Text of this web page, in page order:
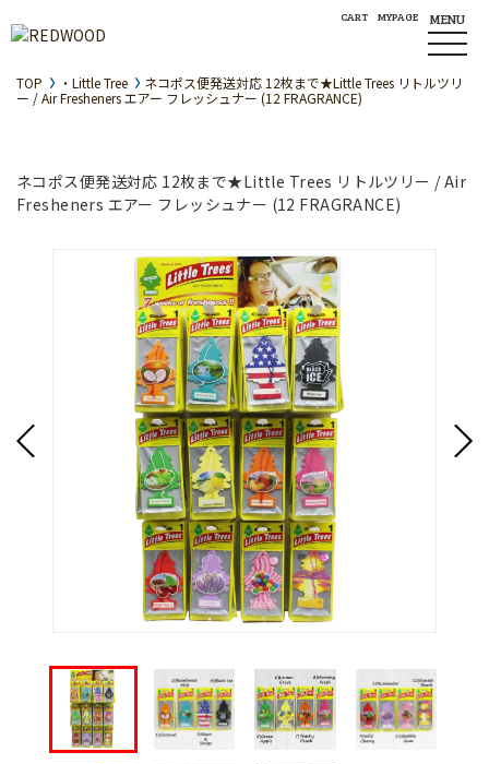
CART MYPAGE MENU
TOP ・Little Tree
ネコポス便発送対応 12枚まで★Little Trees リトルツリ
ー / Air Fresheners エアー フレッシュナー (12 FRAGRANCE)
ネコポス便発送対応 12枚まで★Little Trees リトルツリー / Air
Fresheners エアー フレッシュナー (12 FRAGRANCE)